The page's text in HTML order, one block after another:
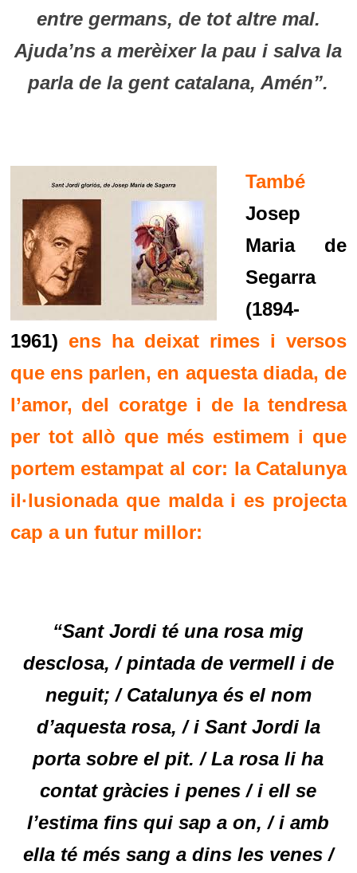
entre germans, de tot altre mal.
Ajuda’ns a merèixer la pau i salva la
parla de la gent catalana, Amén”.
També
Josep
Maria de
Segarra
(1894-
1961) ens ha deixat rimes i versos
que ens parlen, en aquesta diada, de
l’amor, del coratge i de la tendresa
per tot allò que més estimem i que
portem estampat al cor: la Catalunya
il·lusionada que malda i es projecta
cap a un futur millor:
“Sant Jordi té una rosa mig
desclosa, / pintada de vermell i de
neguit; / Catalunya és el nom
d’aquesta rosa, / i Sant Jordi la
porta sobre el pit. / La rosa li ha
contat gràcies i penes / i ell se
l’estima fins qui sap a on, / i amb
ella té més sang a dins les venes /